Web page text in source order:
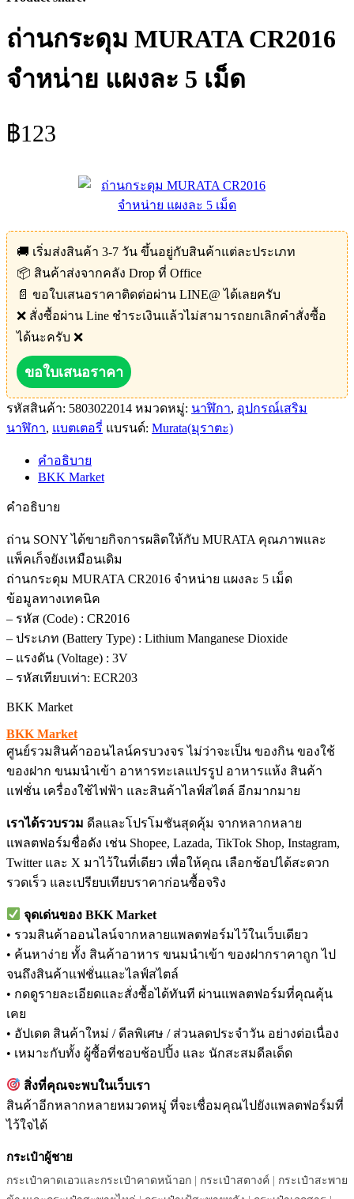
ถ่านกระดุม MURATA CR2016
จำหน่าย แผงละ 5 เม็ด
฿123
🚚 เริ่มส่งสินค้า 3-7 วัน ขึ้นอยู่กับสินค้าแต่ละประเภท
📦 สินค้าส่งจากคลัง Drop ที่ Office
📄 ขอใบเสนอราคาติดต่อผ่าน LINE@ ได้เลยครับ
❌ สั่งซื้อผ่าน Line ชำระเงินแล้วไม่สามารถยกเลิกคำสั่งซื้อ
ได้นะครับ ❌
ขอใบเสนอราคา
รหัสสินค้า: 5803022014 หมวดหมู่: นาฬิกา, อุปกรณ์เสริม
นาฬิกา, แบตเตอรี่ แบรนด์: Murata(มุราตะ)
คำอธิบาย
BKK Market
คำอธิบาย
ถ่าน SONY ได้ขายกิจการผลิตให้กับ MURATA คุณภาพและ
แพ็คเก็จยังเหมือนเดิม
ถ่านกระดุม MURATA CR2016 จำหน่าย แผงละ 5 เม็ด
ข้อมูลทางเทคนิค
– รหัส (Code) : CR2016
– ประเภท (Battery Type) : Lithium Manganese Dioxide
– แรงดัน (Voltage) : 3V
– รหัสเทียบเท่า: ECR203
BKK Market
BKK Market
ศูนย์รวมสินค้าออนไลน์ครบวงจร ไม่ว่าจะเป็น ของกิน ของใช้
ของฝาก ขนมนำเข้า อาหารทะเลแปรรูป อาหารแห้ง สินค้า
แฟชั่น เครื่องใช้ไฟฟ้า และสินค้าไลฟ์สไตล์ อีกมากมาย
เราได้รวบรวม ดีลและโปรโมชันสุดคุ้ม จากหลากหลาย
แพลตฟอร์มชื่อดัง เช่น Shopee, Lazada, TikTok Shop, Instagram,
Twitter และ X มาไว้ในที่เดียว เพื่อให้คุณ เลือกช้อปได้สะดวก
รวดเร็ว และเปรียบเทียบราคาก่อนซื้อจริง
จุดเด่นของ BKK Market
• รวมสินค้าออนไลน์จากหลายแพลตฟอร์มไว้ในเว็บเดียว
• ค้นหาง่าย ทั้ง สินค้าอาหาร ขนมนำเข้า ของฝากราคาถูก ไป
จนถึงสินค้าแฟชั่นและไลฟ์สไตล์
• กดดูรายละเอียดและสั่งซื้อได้ทันที ผ่านแพลตฟอร์มที่คุณคุ้น
เคย
• อัปเดต สินค้าใหม่ / ดีลพิเศษ / ส่วนลดประจำวัน อย่างต่อเนื่อง
• เหมาะกับทั้ง ผู้ซื้อที่ชอบช้อปปิ้ง และ นักสะสมดีลเด็ด
สิ่งที่คุณจะพบในเว็บเรา
สินค้าอีกหลากหลายหมวดหมู่ ที่จะเชื่อมคุณไปยังแพลตฟอร์มที่
ไว้ใจได้
กระเป๋าผู้ชาย
กระเป๋าคาดเอวและกระเป๋าคาดหน้าอก | กระเป๋าสตางค์ | กระเป๋าสะพาย